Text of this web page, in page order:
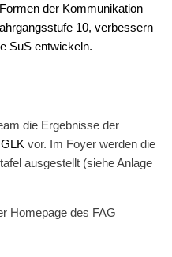
der Kommunikation
10, verbessern
SuS entwickeln.
die Ergebnisse der
GLK vor. Im Foyer werden die
ausgestellt (siehe Anlage
Homepage des FAG